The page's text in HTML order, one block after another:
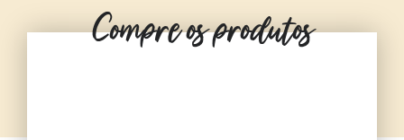
Compre os produtos